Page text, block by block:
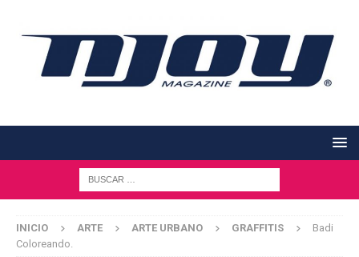
INICIO ARTE ARTE URBANO GRAFFITIS
Badi
Coloreando.